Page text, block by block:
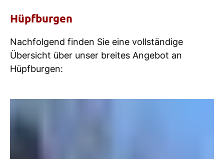
Hüpfburgen
Nachfolgend finden Sie eine vollständige
Übersicht über unser breites Angebot an
Hüpfburgen: